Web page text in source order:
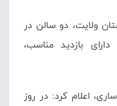
ولایت، دو سالن در
بازدید مناسب،
اعلام کرد: در روز